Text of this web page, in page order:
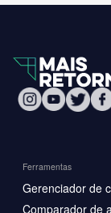
Ferramentas
Gerenciador de
Comparador de